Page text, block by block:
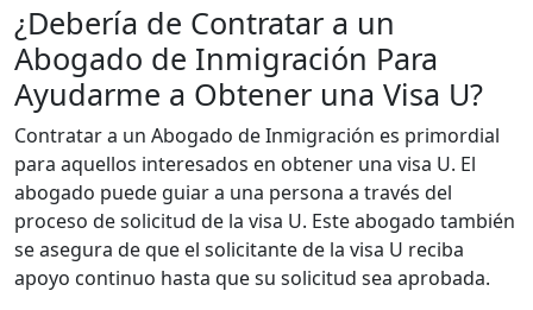
¿Debería de Contratar a un
Abogado de Inmigración Para
Ayudarme a Obtener una Visa U?
Contratar a un Abogado de Inmigración es primordial
para aquellos interesados en obtener una visa U. El
abogado puede guiar a una persona a través del
proceso de solicitud de la visa U. Este abogado también
se asegura de que el solicitante de la visa U reciba
apoyo continuo hasta que su solicitud sea aprobada.